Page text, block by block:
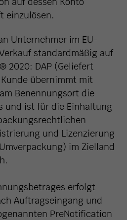
einzulösen.
Unternehmer im EU-
standardmäßig auf
2020: DAP (Geliefert
übernimmt mit
Benennungsort die
und ist für die Einhaltung
und Lizenzierung
im Zielland
erfolgt
Auftragseingang und
PreNotification